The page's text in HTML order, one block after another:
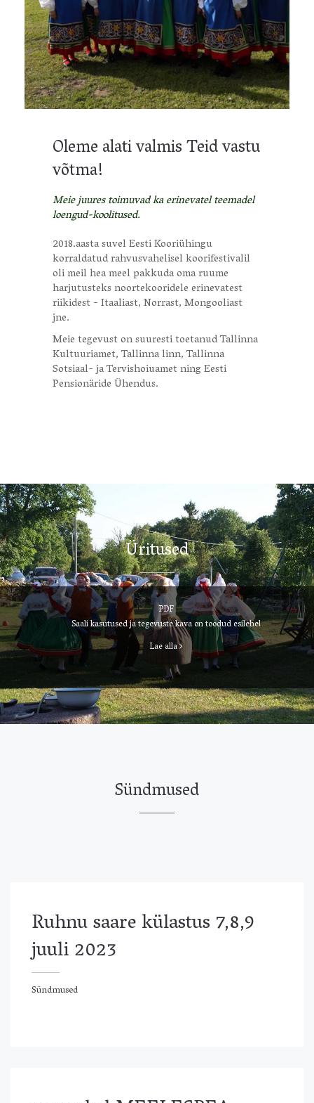
Oleme alati valmis Teid vastu
võtma!
Meie juures toimuvad ka erinevatel teemadel
loengud-koolitused.
2018.aasta suvel Eesti Kooriühingu
korraldatud rahvusvahelisel koorifestivalil
oli meil hea meel pakkuda oma ruume
harjutusteks noortekooridele erinevatest
riikidest - Itaaliast, Norrast, Mongooliast
jne.
Meie tegevust on suuresti toetanud Tallinna
Kultuuriamet, Tallinna linn, Tallinna
Sotsiaal- ja Tervishoiuamet ning Eesti
Pensionäride Ühendus.
Üritused
PDF
Saali kasutused ja tegevuste kava on toodud esilehel
Lae alla
Sündmused
Ruhnu saare külastus 7,8,9
juuli 2023
Sündmused